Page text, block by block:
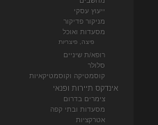
ייעוץ עסקי
מניקור פדיקור
מסעדות ואוכל
פיצה, פיצריות
רופא/ת שיניים
סלולר
קוסמטיקה וקוסמטיקאיות
אינדקס תיירות ופנאי
צימרים בדרום
מסעדות ובתי קפה
אטרקציות